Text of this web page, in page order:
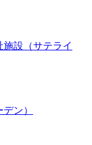
設（サテライ
ン）